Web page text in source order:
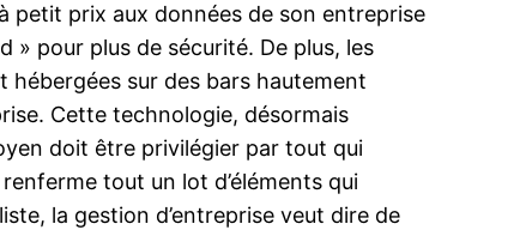
petit prix aux données de son entreprise
» pour plus de sécurité. De plus, les
sur des bars hautement
Cette technologie, désormais
doit être privilégier par tout qui
tout un lot d’éléments qui
la gestion d’entreprise veut dire de